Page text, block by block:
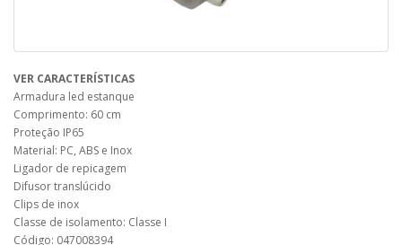
VER CARACTERÍSTICAS
Armadura led estanque
Comprimento: 60 cm
Proteção IP65
Material: PC, ABS e Inox
Ligador de repicagem
Difusor translúcido
Clips de inox
Classe de isolamento: Classe I
Código: 047008394